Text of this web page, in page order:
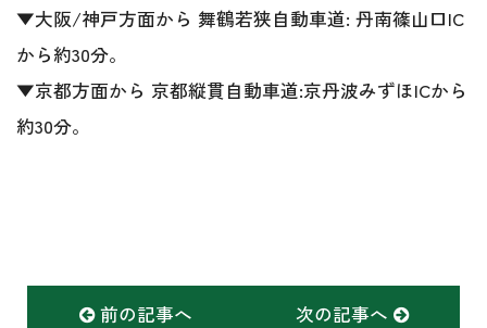
▼大阪/神戸方面から 舞鶴若狭自動車道: 丹南篠山口IC
から約30分。
▼京都方面から 京都縦貫自動車道:京丹波みずほICから
約30分。
前の記事へ 次の記事へ